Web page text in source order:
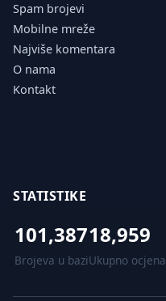
Spam brojevi
Mobilne mreže
Najviše komentara
O nama
Kontakt
STATISTIKE
101,387
Brojeva u bazi
18,959
Ukupno ocjena